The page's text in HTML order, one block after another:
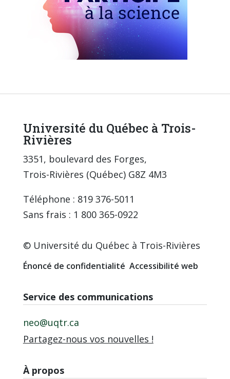
Université du Québec à Trois-
Rivières
3351, boulevard des Forges,
Trois-Rivières (Québec) G8Z 4M3
Téléphone : 819 376-5011
Sans frais : 1 800 365-0922
© Université du Québec à Trois-Rivières
Énoncé de confidentialité Accessibilité web
Service des communications
neo@uqtr.ca
Partagez-nous vos nouvelles !
À propos